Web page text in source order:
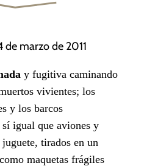
de marzo de 2011
y fugitiva caminando
vivientes; los
y los barcos
igual que aviones y
tirados en un
maquetas frágiles